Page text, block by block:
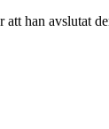
han avslutat